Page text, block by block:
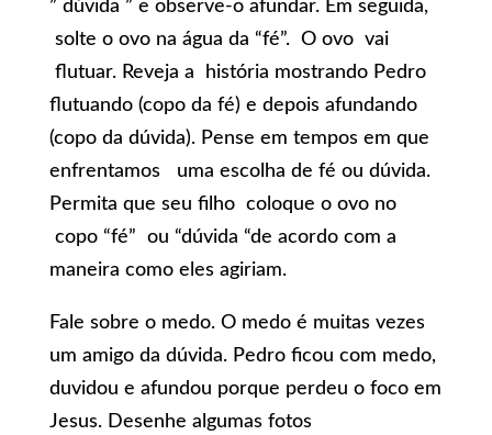
” dúvida ” e observe-o afundar. Em seguida,
solte o ovo na água da “fé”. O ovo vai
flutuar. Reveja a história mostrando Pedro
flutuando (copo da fé) e depois afundando
(copo da dúvida). Pense em tempos em que
enfrentamos uma escolha de fé ou dúvida.
Permita que seu filho coloque o ovo no
copo “fé” ou “dúvida “de acordo com a
maneira como eles agiriam.
Fale sobre o medo. O medo é muitas vezes
um amigo da dúvida. Pedro ficou com medo,
duvidou e afundou porque perdeu o foco em
Jesus. Desenhe algumas fotos